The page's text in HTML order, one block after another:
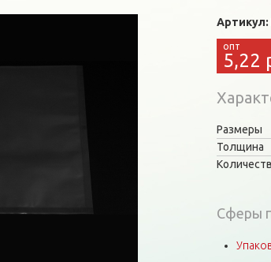
Артикул:
5,22
Размеры
Толщина
Сферы